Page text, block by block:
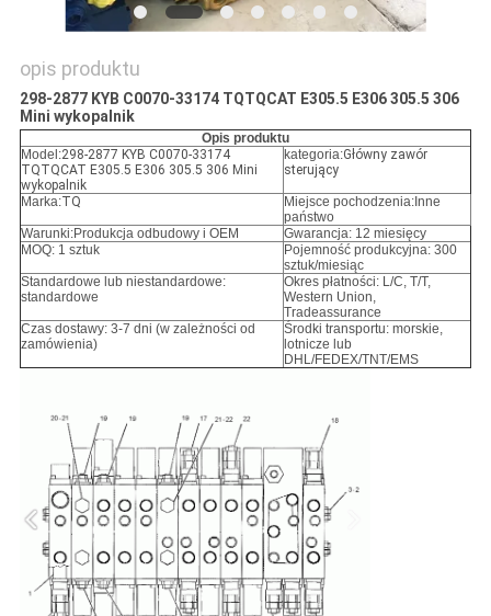
POLITYKA
PRYWATNOŚCI
opis produktu
298-2877 KYB C0070-33174 TQTQCAT E305.5 E306 305.5 306
Mini wykopalnik
Opis produktu
Model:298-2877 KYB C0070-33174
TQTQCAT E305.5 E306 305.5 306 Mini
wykopalnik
kategoria:Główny zawór
sterujący
Marka:TQ
Miejsce pochodzenia:Inne
państwo
Warunki:Produkcja odbudowy i OEM
Gwarancja: 12 miesięcy
MOQ: 1 sztuk
Pojemność produkcyjna: 300
sztuk/miesiąc
Standardowe lub niestandardowe:
standardowe
Okres płatności: L/C, T/T,
Western Union,
Tradeassurance
Czas dostawy: 3-7 dni (w zależności od
zamówienia)
Środki transportu: morskie,
lotnicze lub
DHL/FEDEX/TNT/EMS